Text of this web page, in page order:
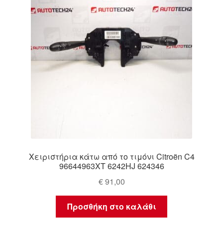
Χειριστήρια κάτω από το τιμόνι Citroën C4
96644963XT 6242HJ 624346
€91,00
Προσθήκη στο καλάθι